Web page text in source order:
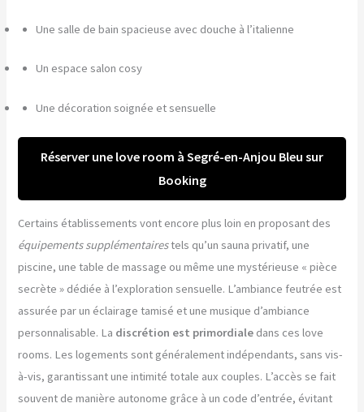
Une salle de bain spacieuse avec douche à l’italienne
Un espace salon cosy
Une décoration soignée et sensuelle
Réserver une love room à Segré-en-Anjou Bleu sur
Booking
Certains établissements vont encore plus loin en proposant des
équipements supplémentairestels qu’un sauna privatif, une
piscine, une table de massage ou même une mystérieuse « pièce
secrète » dédiée à l’exploration sensuelle. L’ambiance feutrée est
assurée par un éclairage tamisé et une musique d’ambiance
personnalisable. La discrétion est primordiale dans ces love
rooms. Les logements sont généralement indépendants, sans vis-
à-vis, garantissant une intimité totale aux couples. L’accès se fait
souvent de manière autonome grâce à un code d’entrée, évitant